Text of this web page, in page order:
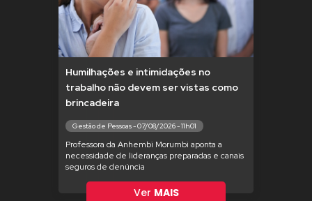
Humilhações e intimidações no
trabalho não devem ser vistas como
brincadeira
Gestão de Pessoas - 07/08/2026 - 11h01
Professora da Anhembi Morumbi aponta a
necessidade de lideranças preparadas e canais
seguros de denúncia
Ver MAIS